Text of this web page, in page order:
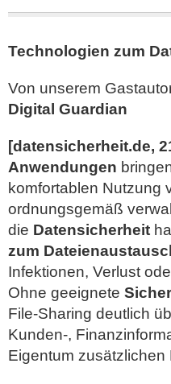
Technologien zum
Von unserem
Digital Guardian
[datensicherheit.de,
Anwendungen
komfortablen Nutzung
ordnungsgemäß
die Datensicherheit
zum
Infektionen, Verlust
Ohne geeignete
File-Sharing deutlich
Kunden-,
Eigentum